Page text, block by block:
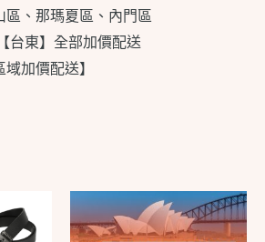
、那瑪夏區、內門區
台東】全部加價配送
加價配送】
此
產
此
產